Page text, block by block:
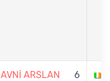
AVNİ ARSLAN
6